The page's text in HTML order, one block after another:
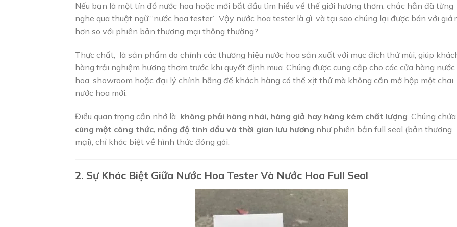
Nếu bạn là một tín đồ nước hoa hoặc mới bắt đầu tìm hiểu về thế giới hương thơm, chắc hẳn đã từng
nghe qua thuật ngữ “nước hoa tester”. Vậy nước hoa tester là gì, và tại sao chúng lại được bán với giá
hơn so với phiên bản thương mại thông thường?
Thực chất, là sản phẩm do chính các thương hiệu nước hoa sản xuất với mục đích thử mùi, giúp
hàng trải nghiệm hương thơm trước khi quyết định mua. Chúng được cung cấp cho các cửa hàng nước
hoa, showroom hoặc đại lý chính hãng để khách hàng có thể xịt thử mà không cần mở hộp một chai
nước hoa mới.
Điều quan trọng cần nhớ là không phải hàng nhái, hàng giả hay hàng kém chất lượng . Chúng chứa
cùng một công thức, nồng độ tinh dầu và thời gian lưu hương như phiên bản full seal (bản thương
mại), chỉ khác biệt về hình thức đóng gói.
2. Sự Khác Biệt Giữa Nước Hoa Tester Và Nước Hoa Full Seal